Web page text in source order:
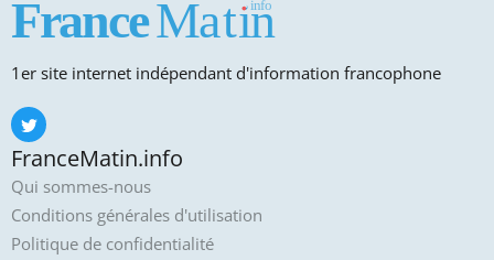
1er site internet indépendant d'information francophone
FranceMatin.info
Qui sommes-nous
Conditions générales d'utilisation
Politique de confidentialité